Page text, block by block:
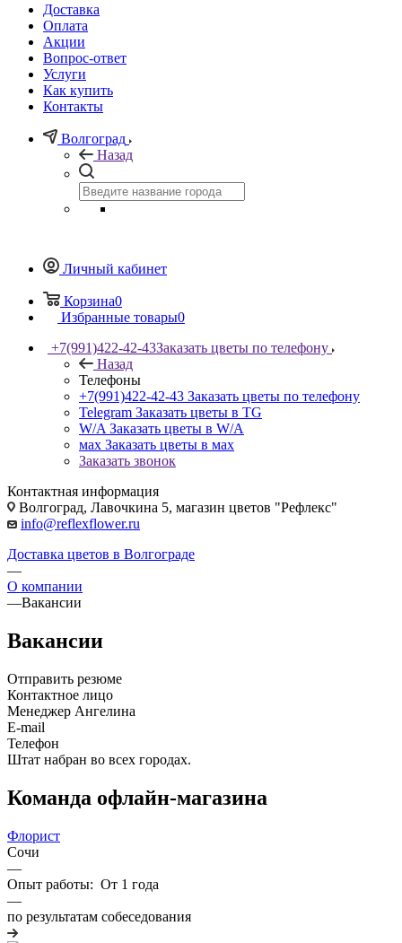
Доставка
Оплата
Акции
Вопрос-ответ
Услуги
Как купить
Контакты
Волгоград
Назад
Личный кабинет
Корзина0
Избранные товары0
+7(991)422-42-43Заказать цветы по телефону
Назад
Телефоны
+7(991)422-42-43 Заказать цветы по телефону
Telegram Заказать цветы в TG
W/A Заказать цветы в W/A
мах Заказать цветы в мах
Заказать звонок
Контактная информация
Волгоград, Лавочкина 5, магазин цветов "Рефлекс"
info@reflexflower.ru
Доставка цветов в Волгограде
—
О компании
—Вакансии
Вакансии
Отправить резюме
Контактное лицо
Менеджер Ангелина
E-mail
Телефон
Штат набран во всех городах.
Команда офлайн-магазина
Флорист
Сочи
—
Опыт работы: От 1 года
—
по результатам собеседования